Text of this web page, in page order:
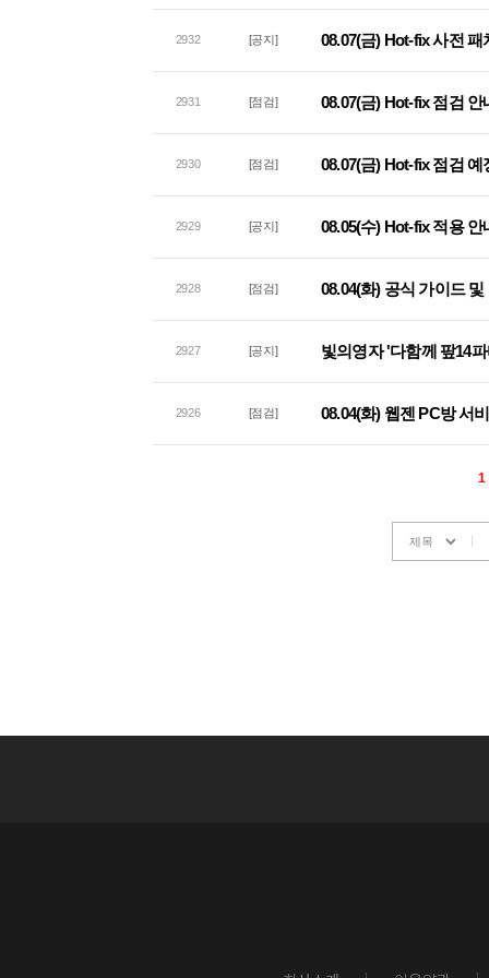
2932 [공지] 08.07(금) Hot-fix 사전
2931 [점검] 08.07(금) Hot-fix 점검 안
2930 [점검] 08.07(금) Hot-fix 점검 예
2929 [공지] 08.05(수) Hot-fix 적용 안
2928 [점검] 08.04(화) 공식 가이드
2927 [공지] 빛의영자 '다함께 팦14
2926 [점검] 08.04(화) 웹젠 PC방 서
1